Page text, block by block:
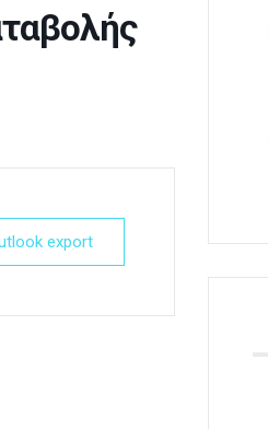
export